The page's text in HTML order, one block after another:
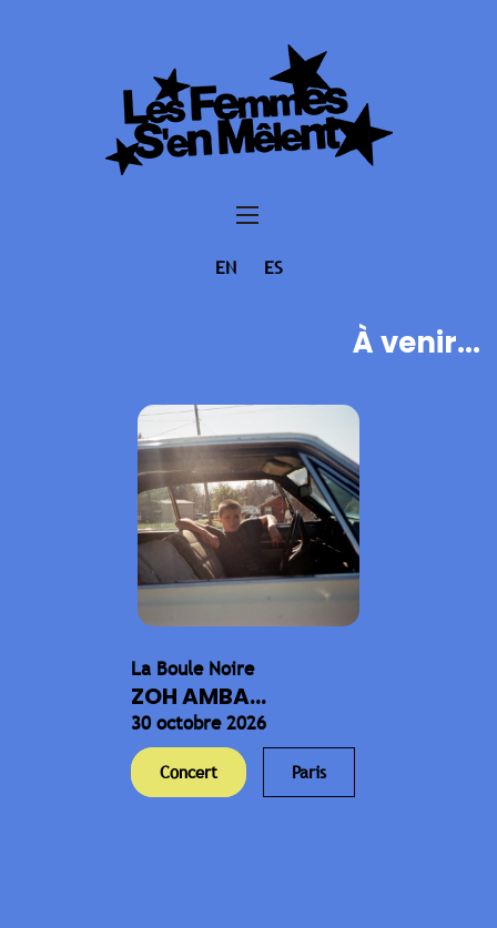
EN ES
À venir...
La Boule Noire
ZOH AMBA...
30 octobre 2026
Concert Paris